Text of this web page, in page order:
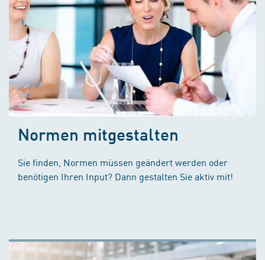
Normen mitgestalten
Sie finden, Normen müssen geändert werden oder
benötigen Ihren Input? Dann gestalten Sie aktiv mit!